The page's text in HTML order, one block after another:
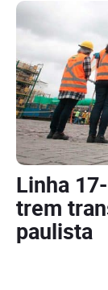
Linha
trem
paulista